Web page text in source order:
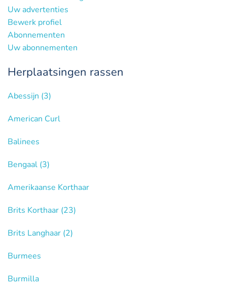
Uw advertenties
Bewerk profiel
Abonnementen
Uw abonnementen
Herplaatsingen rassen
Abessijn (3)
American Curl
Balinees
Bengaal (3)
Amerikaanse Korthaar
Brits Korthaar (23)
Brits Langhaar (2)
Burmees
Burmilla